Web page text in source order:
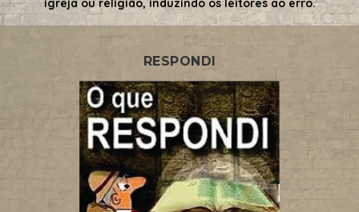
igreja ou religião, induzindo os leitores ao erro.
RESPONDI